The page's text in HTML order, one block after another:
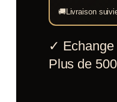
🚚Livraison
✓
Plus de